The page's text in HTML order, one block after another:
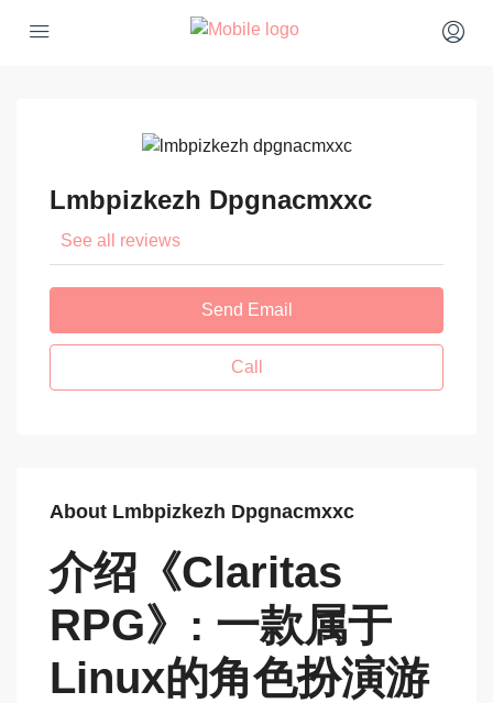
Lmbpizkezh Dpgnacmxxc
See all reviews
Send Email
Call
About Lmbpizkezh Dpgnacmxxc
介绍《Claritas
RPG》: 一款属于
Linux的角色扮演游